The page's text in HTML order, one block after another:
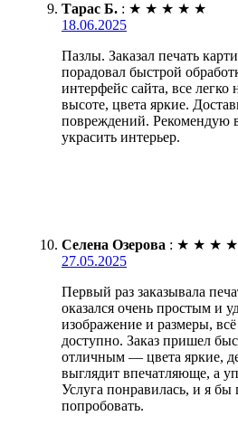
Тарас Б. : ★ ★ ★ ★ ★
18.06.2025
Пазлы. Заказал печать
порадовал быстрой
интерфейс сайта, все
высоте, цвета яркие.
повреждений. Рекомендую
украсить интерьер.
Селена Озерова : ★ ★ ★ ★
27.05.2025
Первый раз заказывала
оказался очень простым и
изображение и размеры,
доступно. Заказ пришел
отличным — цвета яркие,
выглядит впечатляюще, а
Услуга понравилась, и я бы
попробовать.